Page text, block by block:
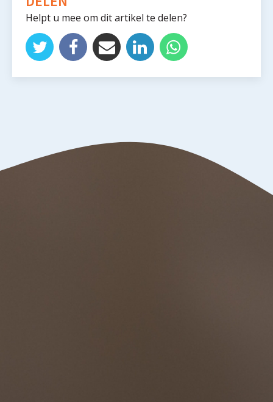
Helpt u mee om dit artikel te delen?